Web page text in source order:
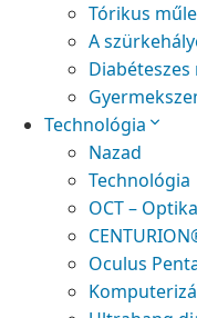
Tórikus
A
Technológia
Nazad
Technológia
OCT –
Oculus